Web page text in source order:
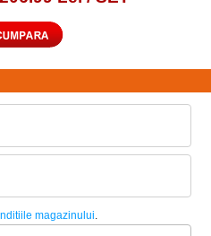
magazinului